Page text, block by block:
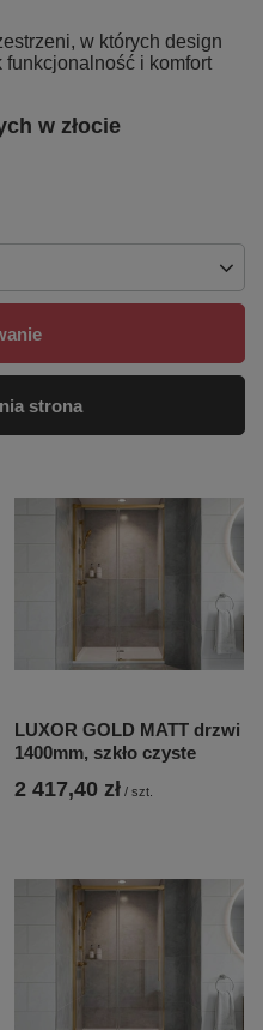
w których design
i komfort
w złocie
strona
LUXOR GOLD MATT drzwi
1400mm, szkło czyste
2 417,40 zł / szt.